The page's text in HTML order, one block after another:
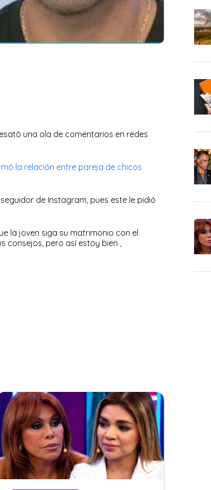
una ola de comentarios en redes
la relación entre pareja de chicos
de Instagram, pues este le pidió
la joven siga su matrimonio con el
pero así estoy bien ,